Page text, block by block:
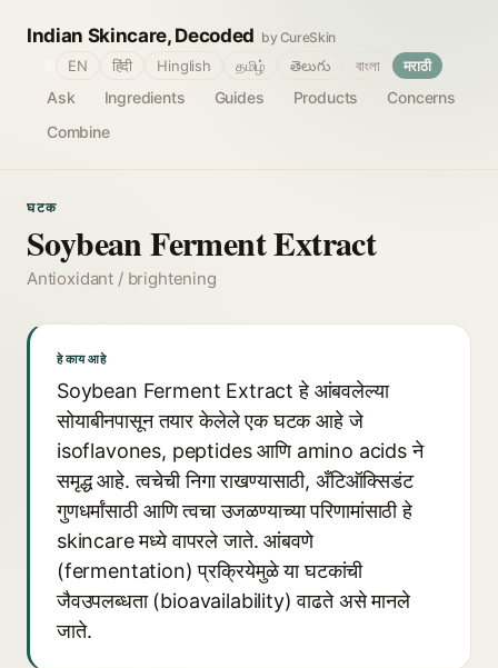
Indian Skincare, Decoded by CureSkin
Ask Ingredients Guides Products
Concerns
Combine
EN हिंदी Hinglish தமிழ் తెలుగు বাংলা मराठी
घटक
Soybean Ferment Extract
Antioxidant / brightening
हे काय आहे
Soybean Ferment Extract हे आंबवलेल्या
सोयाबीनपासून तयार केलेले एक घटक आहे जे
isoflavones, peptides आणि amino acids ने
समृद्ध आहे. त्वचेची निगा राखण्यासाठी, अँटिऑक्सिडंट
गुणधर्मांसाठी आणि त्वचा उजळण्याच्या परिणामांसाठी हे
skincare मध्ये वापरले जाते. आंबवणे
(fermentation) प्रक्रियेमुळे या घटकांची
जैवउपलब्धता (bioavailability) वाढते असे मानले
जाते.